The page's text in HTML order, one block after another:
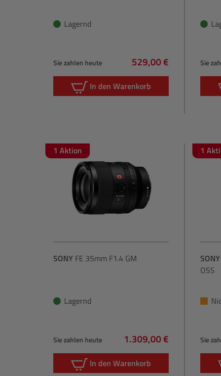
Lagernd
Sie zahlen heute
Regulärer Preis:
529,00 €
In den Warenkorb
Sie
1 Aktion
SONY FE 35mm F1.4 GM
Lagernd
Sie zahlen heute
Regulärer Preis:
1.309,00 €
In den Warenkorb
1
SONY
OSS
Sie